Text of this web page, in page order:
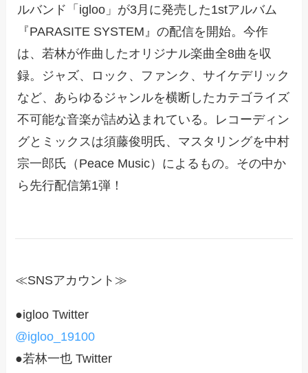
ルバンド「igloo」が3月に発売した1stアルバム
『PARASITE SYSTEM』の配信を開始。今作
は、若林が作曲したオリジナル楽曲全8曲を収
録。ジャズ、ロック、ファンク、サイケデリック
など、あらゆるジャンルを横断したカテゴライズ
不可能な音楽が詰め込まれている。レコーディン
グとミックスは須藤俊明氏、マスタリングを中村
宗一郎氏（Peace Music）によるもの。その中か
ら先行配信第1弾！
≪SNSアカウント≫
●igloo Twitter
@igloo_19100
●若林一也 Twitter